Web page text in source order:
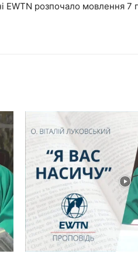
EWTN розпочало мовлення 7